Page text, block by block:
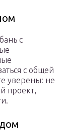
с
с общей
уверены: не
проект,